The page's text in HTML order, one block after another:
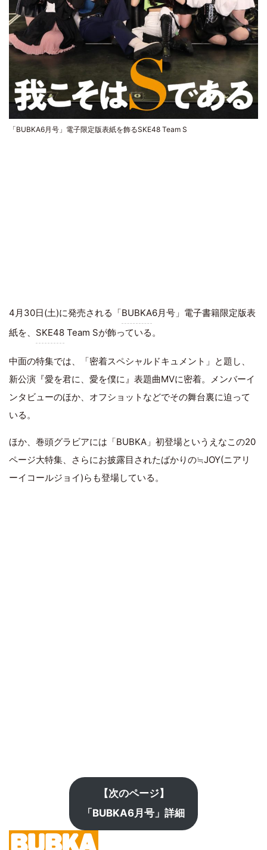
「BUBKA6月号」電子限定版表紙を飾るSKE48 Team S
4月30日(土)に発売される「BUBKA6月号」電子書籍限定版表
紙を、 SKE48 Team Sが飾っている。
中面の特集では、「密着スペシャルドキュメント」と題し、
新公演『愛を君に、愛を僕に』表題曲MVに密着。メンバーイ
ンタビューのほか、オフショットなどでその舞台裏に迫って
いる。
ほか、巻頭グラビアには「BUBKA」初登場というえなこの20
ページ大特集、さらにお披露目されたばかりの≒JOY(ニアリ
ーイコールジョイ)らも登場している。
【次のページ】
「BUBKA6月号」詳細